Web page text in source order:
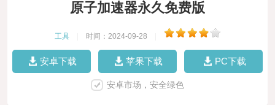
原子加速器永久免费版
工具 时间：2024-09-28
安卓下载 苹果下载 PC下载
安卓市场，安全绿色